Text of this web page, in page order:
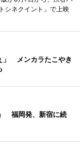
シネクイント」で上映
」 メンカラたこやき
福岡発、新宿に続